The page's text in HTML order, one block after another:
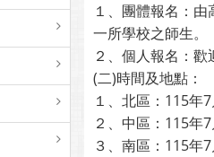
１、團體報名：
一所學校之師生。
２、個人報名：
(二)時間及地點：
１、北區：115年
２、中區：115年
３、南區：115年